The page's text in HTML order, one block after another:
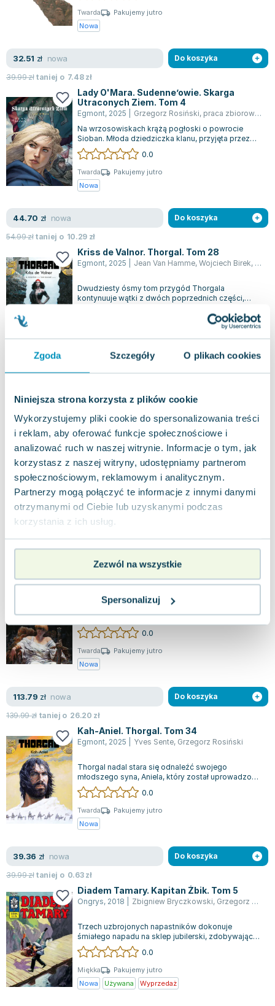
Zgoda Szczegóły O plikach cookies
Niniejsza strona korzysta z plików cookie
Wykorzystujemy pliki cookie do spersonalizowania treści
i reklam, aby oferować funkcje społecznościowe i
analizować ruch w naszej witrynie. Informacje o tym, jak
korzystasz z naszej witryny, udostępniamy partnerom
społecznościowym, reklamowym i analitycznym.
Partnerzy mogą połączyć te informacje z innymi danymi
otrzymanymi od Ciebie lub uzyskanymi podczas
korzystania z ich usług.
Zezwól na wszystkie
Spersonalizuj
Twarda
Pakujemy jutro
Nowa
32.51 zł nowa
39.99złtaniej o 7.48zł
Do koszyka
Lady O'Mara. Sudenne’owie. Skarga
Utraconych Ziem. Tom 4
Egmont, 2025 Grzegorz Rosiński, praca zbiorowa ,
Na wrzosowiskach krążą pogłoski o powrocie
Sioban. Młoda dziedziczka klanu, przyjęta przez
swoją matkę, królową Lady O'Marę, dowia...
0.0
Twarda
Pakujemy jutro
Nowa
44.70 zł nowa
54.99złtaniej o 10.29 zł
Do koszyka
Kriss de Valnor. Thorgal. Tom 28
Egmont, 2025 Jean Van Hamme, Wojciech Birek,
Dwudziesty ósmy tom przygód Thorgala
kontynuuje wątki z dwóch poprzednich części,
nowa
39.99złtaniej o7.48zł
Egmont, 2025| Frédéric Vignaux,Yann le Pennetier ,
Czterdziesty trzeci tom popularnej serii fantasy o
Thorgalu Aegirssonie, stworzonej przez sławnego
scenarzystę Jeana Van Hamme i u...
Miękka
Pakujemy 11.08
Nowa
24.38zł nowa Do koszyka
Skarga Utraconych Ziem
Egmont,2025| Jean Dufaux,Grzegorz Rosiński
Zbiorcze wydanie cenionej sagi fantasy "Skarga
Utraconych Ziem", stworzone przez Grzegorza
Rosińskiego, autora znanego z "Thorgala...
0.0
Twarda
Pakujemy jutro
Nowa
113.79 zł nowa
139.99zł taniej o 26.20 zł
Do koszyka
Kah-Aniel. Thorgal. Tom 34
Egmont, 2025 Yves Sente, Grzegorz Rosiński
Thorgal nadal stara się odnaleźć swojego
młodszego syna, Aniela, który został uprowadzony
przez Czerwonych Magów. Dotarł już do kr...
0.0
Twarda
Pakujemy jutro
Nowa
39.36 zł nowa
39.99złtaniej o 0.63zł
Do koszyka
Diadem Tamary. Kapitan Żbik. Tom 5
Ongrys, 2018 Zbigniew Bryczkowski, Grzegorz Rosiński
Trzech uzbrojonych napastników dokonuje
śmiałego napadu na sklep jubilerski, zdobywając
biżuterię, w tym cenny Diadem Tamary. W tr...
0.0
Miękka
Pakujemy jutro
Nowa
Używana Wyprzedaż